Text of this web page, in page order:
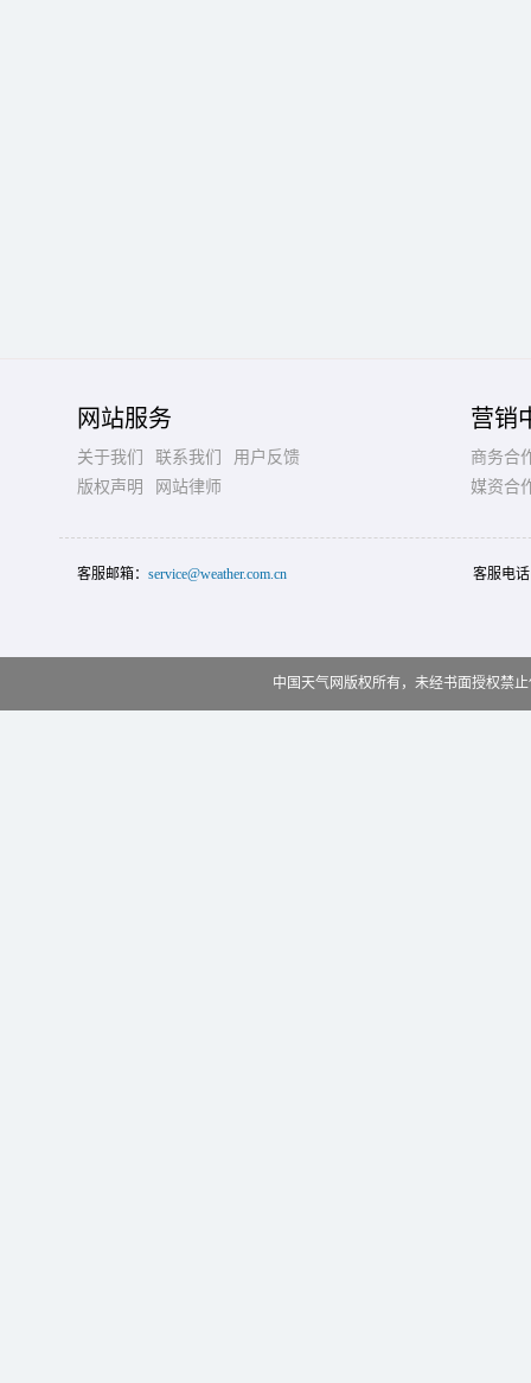
网站服务
关于我们 联系我们
用户反馈
版权声明
网站律师
营销
商务合
媒资合
客服邮箱： service@weather.com.cn 客服电
中国天气网版权所有，未经书面授权